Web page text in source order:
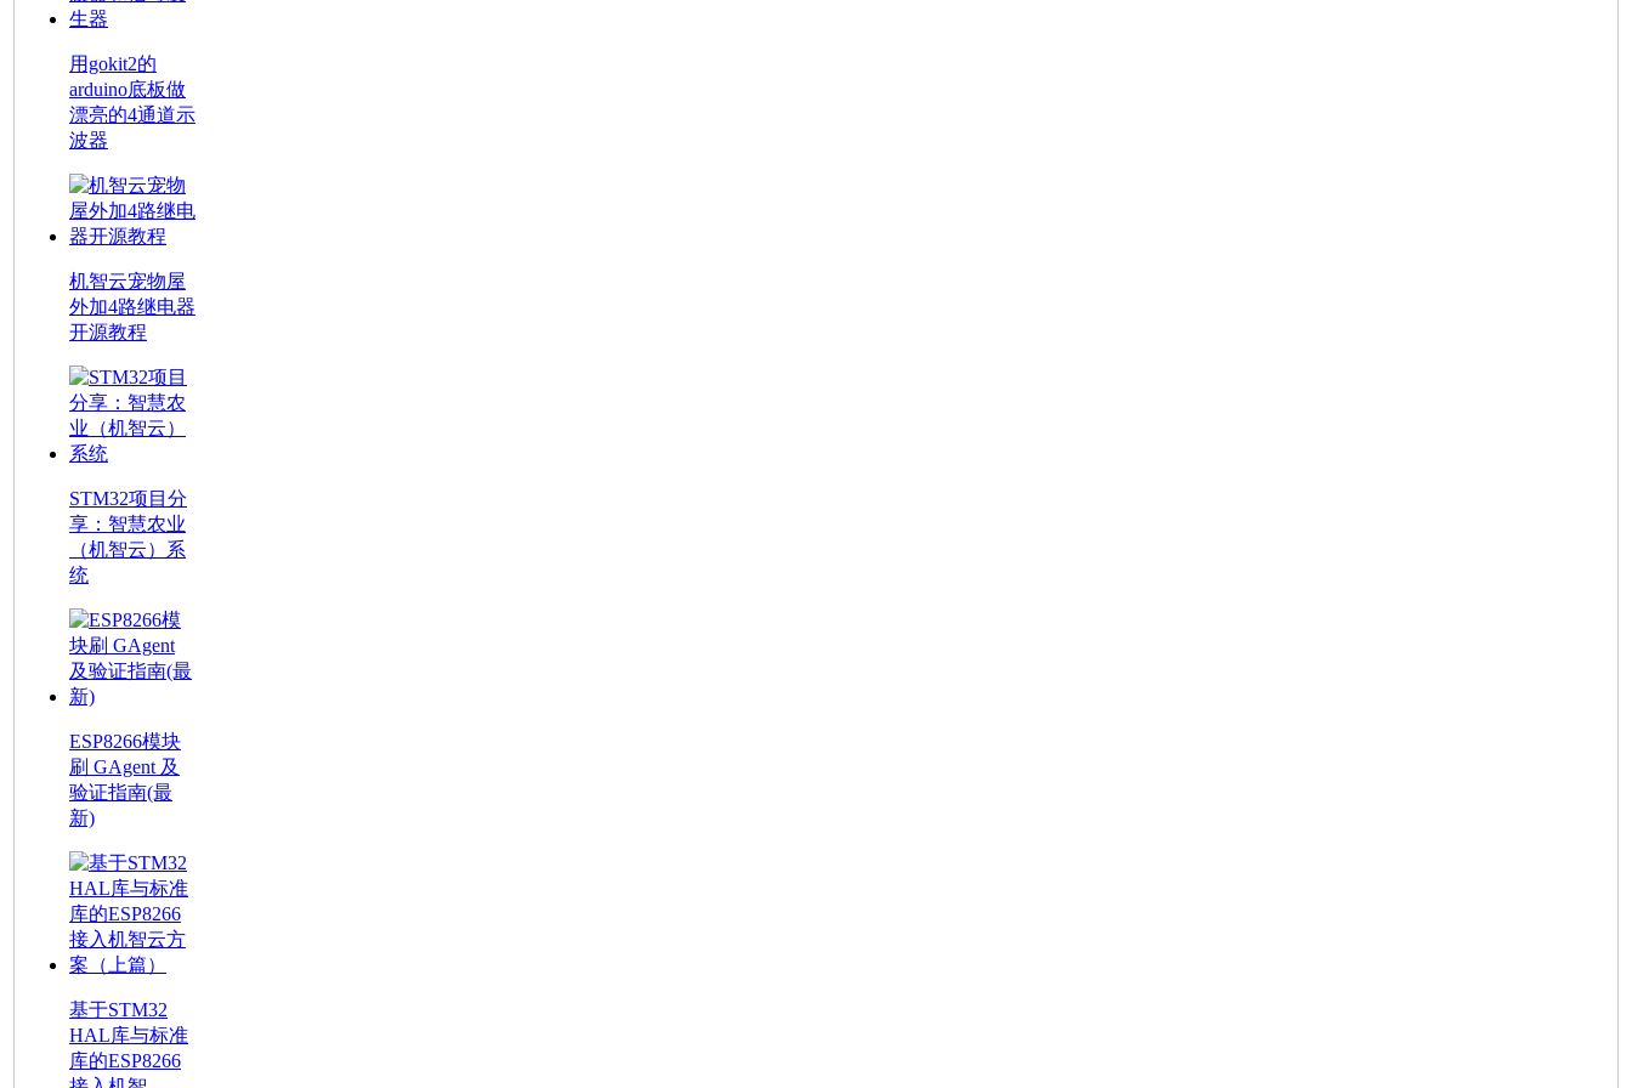
用gokit2的
arduino底板做
漂亮的4通道示
波器
机智云宠物屋
外加4路继电器
开源教程
STM32项目分
享：智慧农业
（机智云）系
统
ESP8266模块
刷 GAgent 及
验证指南(最
新)
基于STM32
HAL库与标准
库的ESP8266